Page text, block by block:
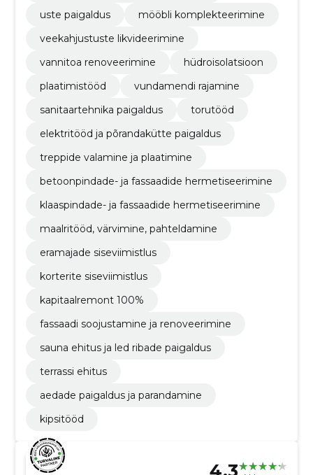
uste paigaldus
mööbli komplekteerimine
veekahjustuste likvideerimine
vannitoa renoveerimine
hüdroisolatsioon
plaatimistööd
vundamendi rajamine
sanitaartehnika paigaldus
torutööd
elektritööd ja põrandakütte paigaldus
treppide valamine ja plaatimine
betoonpindade- ja fassaadide hermetiseerimine
klaaspindade- ja fassaadide hermetiseerimine
maalritööd, värvimine, pahteldamine
eramajade siseviimistlus
korterite siseviimistlus
kapitaalremont 100%
fassaadi soojustamine ja renoveerimine
sauna ehitus ja led ribade paigaldus
terrassi ehitus
aedade paigaldus ja parandamine
kipsitööd